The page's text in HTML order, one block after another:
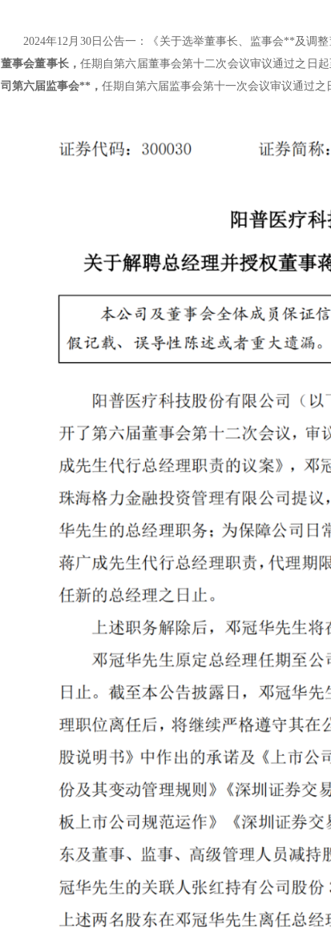
2024年12月30日公告一：《关于选举董事长、监事会**及调
董事会董事长， 任期自第六届董事会第十二次会议审议通过之日
司第六届监事会**， 任期自第六届监事会第十一次会议审议通过之